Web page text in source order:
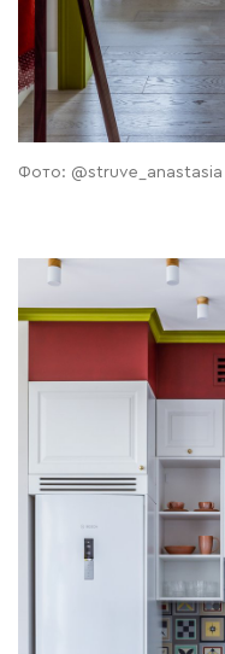
Фото: @struve_anastasia